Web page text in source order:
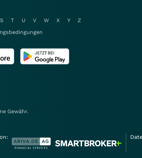
S T U V W X Y
Z
Gewähr.